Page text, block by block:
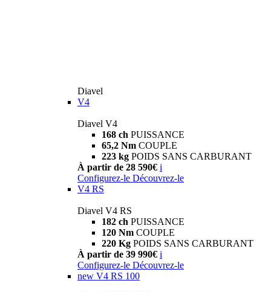
Diavel
V4
Diavel V4
168 ch PUISSANCE
65,2 Nm COUPLE
223 kg POIDS SANS CARBURANT
À partir de 28 590€ i
Configurez-le Découvrez-le
V4 RS
Diavel V4 RS
182 ch PUISSANCE
120 Nm COUPLE
220 Kg POIDS SANS CARBURANT
À partir de 39 990€ i
Configurez-le Découvrez-le
new V4 RS 100